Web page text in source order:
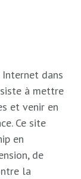
Internet dans
à mettre
et venir en
Ce site
en
de
la